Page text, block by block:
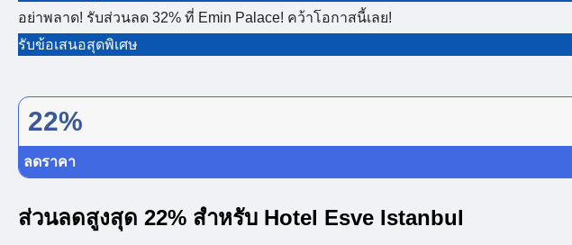
อย่าพลาด! รับส่วนลด 32% ที่ Emin Palace! คว้าโอกาสนี้เลย!
รับข้อเสนอสุดพิเศษ
22%
ลดราคา
ส่วนลดสูงสุด 22% สำหรับ Hotel Esve Istanbul